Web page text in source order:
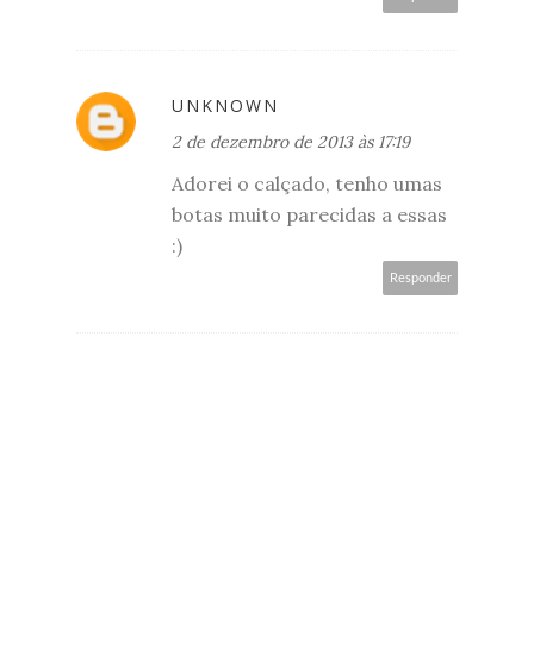
UNKNOWN
2 de dezembro de 2013 às 17:19
Adorei o calçado, tenho umas
botas muito parecidas a essas
:)
Responder